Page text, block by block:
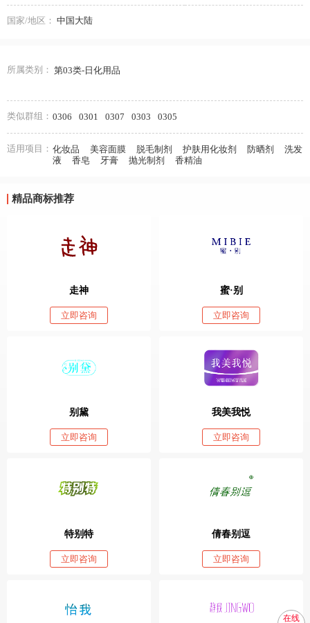
国家/地区： 中国大陆
所属类别： 第03类-日化用品
类似群组： 0306 0301 0307 0303 0305
适用项目： 化妆品 美容面膜 脱毛制剂 护肤用化妆剂 防晒剂
洗发
液
香皂 牙膏 抛光制剂 香精油
精品商标推荐
走神
立即咨询
蜜·别
立即咨询
别黛
立即咨询
我美我悦
立即咨询
特别特
立即咨询
倩春别逗
立即咨询
在线